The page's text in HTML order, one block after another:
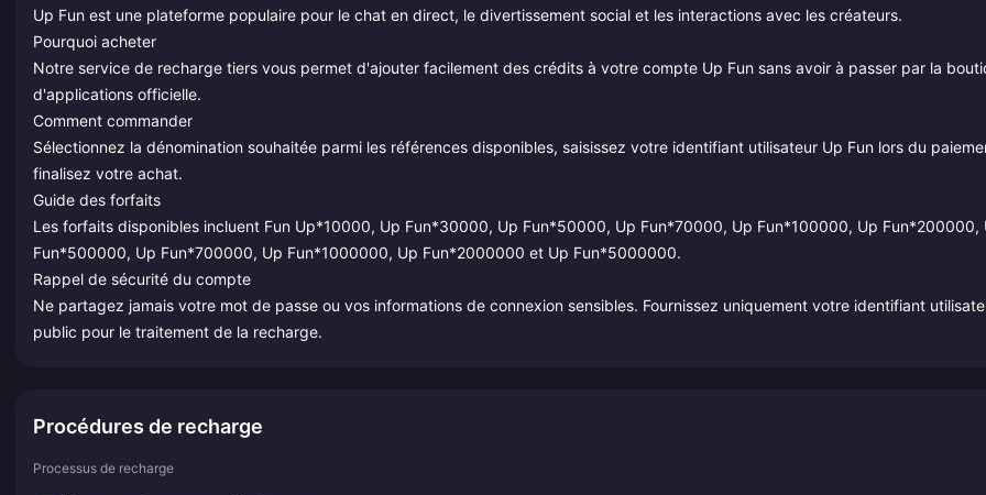
Up Fun est une plateforme populaire pour le chat en direct, le divertissement social et les interactions avec les créateurs.
Pourquoi acheter
Notre service de recharge tiers vous permet d'ajouter facilement des crédits à votre compte Up Fun sans avoir à passer par la
d'applications officielle.
Comment commander
Sélectionnez la dénomination souhaitée parmi les références disponibles, saisissez votre identifiant utilisateur Up Fun lors du
finalisez votre achat.
Guide des forfaits
Les forfaits disponibles incluent Fun Up*10000, Up Fun*30000, Up Fun*50000, Up Fun*70000, Up Fun*100000, Up Fun*200000,
Fun*500000, Up Fun*700000, Up Fun*1000000, Up Fun*2000000 et Up Fun*5000000.
Rappel de sécurité du compte
Ne partagez jamais votre mot de passe ou vos informations de connexion sensibles. Fournissez uniquement votre identifiant
public pour le traitement de la recharge.
Procédures de recharge
Processus de recharge